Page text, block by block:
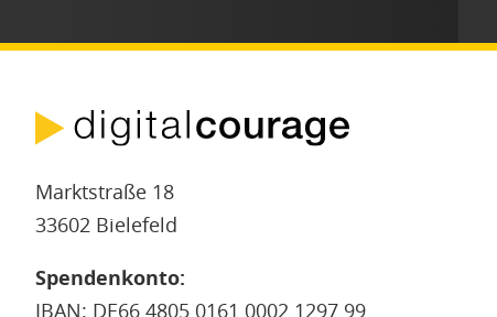
Marktstraße 18
33602 Bielefeld
Spendenkonto:
IBAN: DE66 4805 0161 0002 1297 99